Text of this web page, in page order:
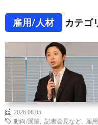
雇用/人材 カテゴ
2026.08.05
動向/展望
記者会見など
雇用